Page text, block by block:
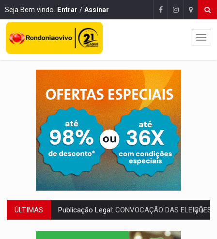
Seja Bem vindo. Entrar / Assinar
ÚLTIMAS RO EMPREENDEDORA:2ª edição da feira começa nesta quinta-feira (6) no
FORTALECIMENTO:Contratação de novos servidores reforça equipes do Cad